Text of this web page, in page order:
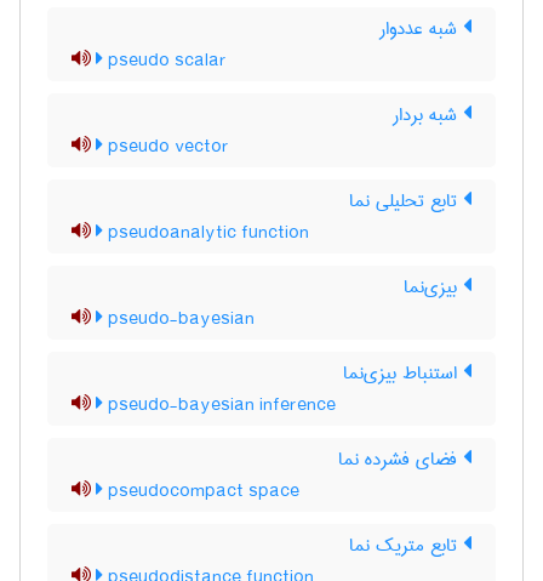
شبه عددوار
pseudo scalar
شبه بردار
pseudo vector
تابع تحلیلی نما
pseudoanalytic function
بیزی‌نما
pseudo-bayesian
استنباط بیزی‌نما
pseudo-bayesian inference
فضای فشرده نما
pseudocompact space
تابع متریک نما